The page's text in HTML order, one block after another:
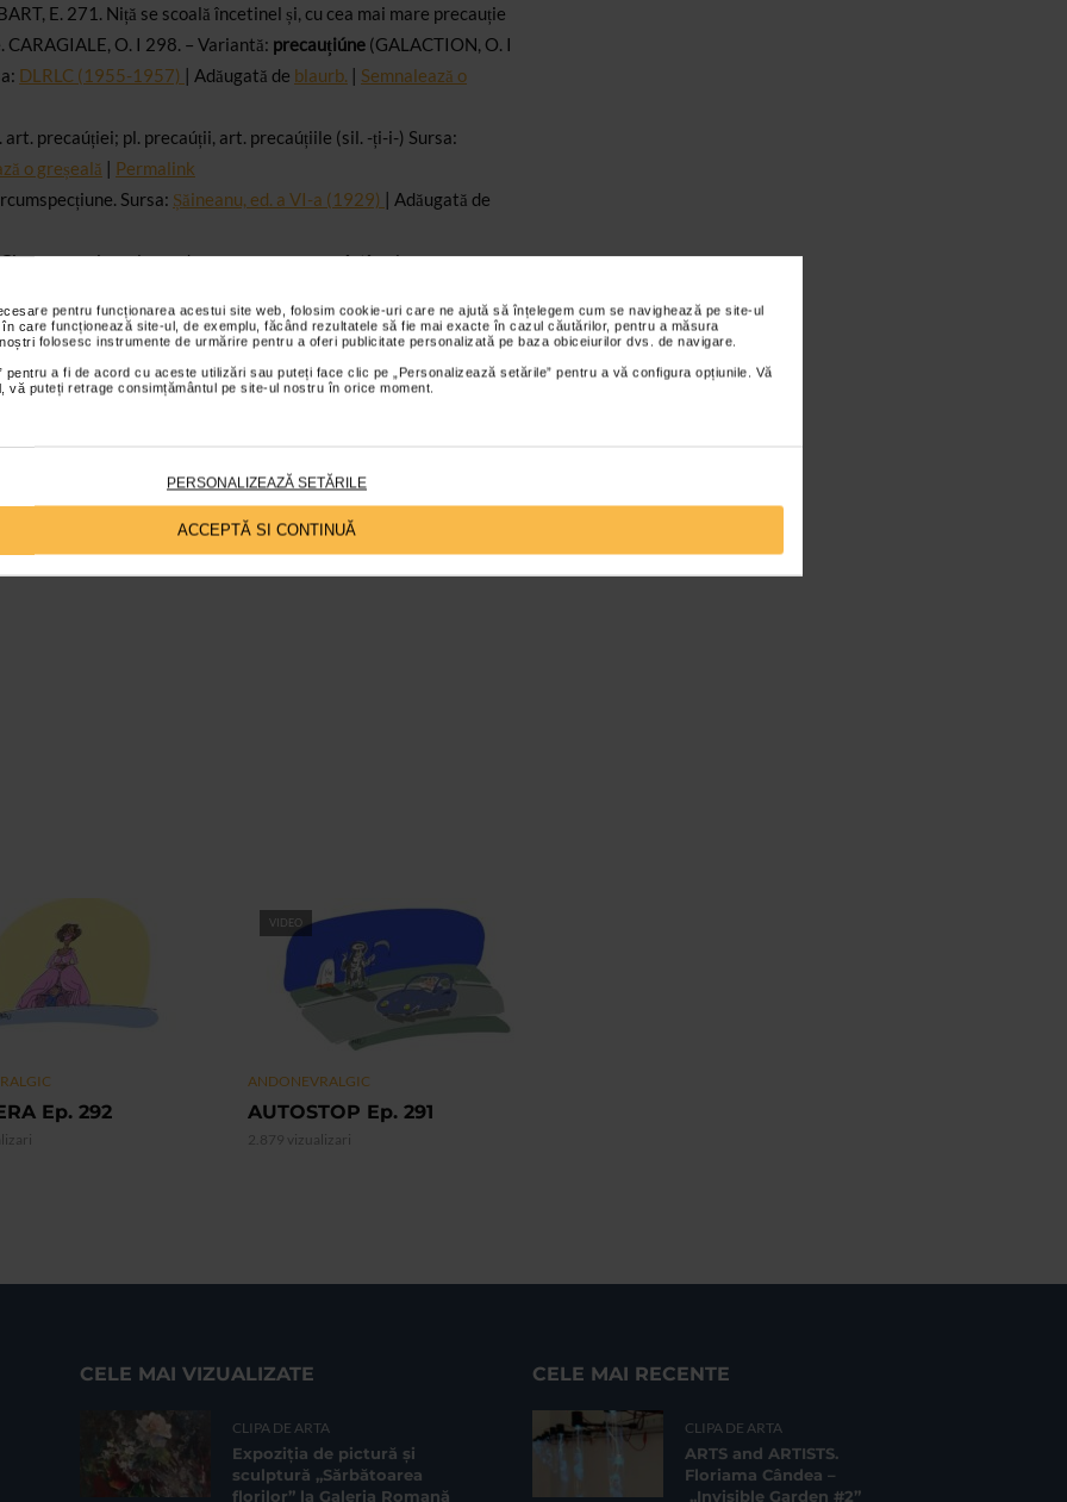
pentru funcționarea acestui site web, folosim cookie-uri care ne ajută să înțelegem cum se navighează pe site-ul
care funcționează site-ul, de exemplu, făcând rezultatele să fie mai exacte în cazul căutărilor, pentru a măsura
folosesc instrumente de urmărire pentru a oferi publicitate personalizată pe baza obiceiurilor dvs. de navigare.
pentru a fi de acord cu aceste utilizări sau puteți face clic pe „Personalizează setările” pentru a vă configura opțiunile. Vă
puteți retrage consimțământul pe site-ul nostru în orice moment.
PERSONALIZEAZĂ SETĂRILE
ACCEPTĂ SI CONTINUĂ
E. 271. Niță se scoală încetinel și, cu cea mai mare precauție
CARAGIALE, O. I 298. – Variantă: precauțiúne (GALACTION, O. I
DLRLC (1955-1957) | Adăugată de blaurb.
Semnalează o
art. precaúției; pl. precaúții, art. precaúțiile (sil. -ți-i-) Sursa:
o greșeală
Permalink
Sursa: Șăineanu, ed. a VI-a (1929)
Adăugată de
luare de măsurĭ ca să nu se întîmple ceva răŭ:a
Ep. 292
VIDEO
ANDONEVRALGIC
AUTOSTOP Ep. 291
2.879 vizualizari
CELE MAI VIZUALIZATE
CLIPA DE ARTA
Expoziția de pictură și
sculptură „Sărbătoarea
florilor” la Galeria Romană
CELE MAI RECENTE
CLIPA DE ARTA
ARTS and ARTISTS.
Floriama Cândea –
„Invisible Garden #2”